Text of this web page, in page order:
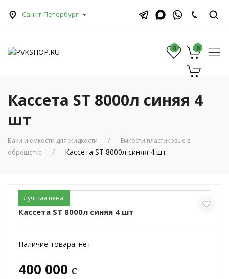
Санкт-Петербург
0 0
0
Кассета ST 8000л синяя 4
шт
Баки и емкости для жидкости
Емкости пластиковые в
обрешетке
Кассета ST 8000л синяя 4 шт
Лучшая цена!
Кассета ST 8000л синяя 4 шт
Наличие товара: нет
400 000 c